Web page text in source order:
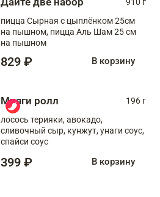
пицца Сырная с цыплёнком 25см
на пышном, пицца Аль Шам 25 см
на пышном
829 ₽ В корзину
Мияги ролл
196 г
лосось терияки, авокадо,
сливочный сыр, кунжут, унаги соус,
спайси соус
399 ₽ В корзину